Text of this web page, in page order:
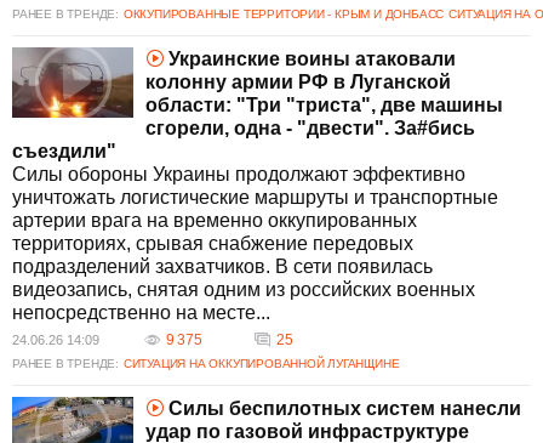
РАНЕЕ В ТРЕНДЕ: ОККУПИРОВАННЫЕ ТЕРРИТОРИИ - КРЫМ И ДОНБАСС СИТУАЦИЯ НА
Украинские воины атаковали
колонну армии РФ в Луганской
области: "Три "триста", две машины
сгорели, одна - "двести". За#бись
съездили"
Силы обороны Украины продолжают эффективно
уничтожать логистические маршруты и транспортные
артерии врага на временно оккупированных
территориях, срывая снабжение передовых
подразделений захватчиков. В сети появилась
видеозапись, снятая одним из российских военных
непосредственно на месте...
24.06.26 14:09 9 375 25
РАНЕЕ В ТРЕНДЕ: СИТУАЦИЯ НА ОККУПИРОВАННОЙ ЛУГАНЩИНЕ
Силы беспилотных систем нанесли
удар по газовой инфраструктуре